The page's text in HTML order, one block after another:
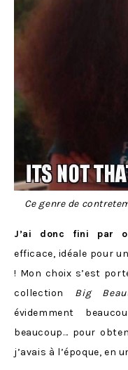
Ce genre de
J’ai donc fini par
efficace, idéale pour
! Mon choix s’est
collection Big
évidemment
beaucoup… pour
j’avais à l’époque, en